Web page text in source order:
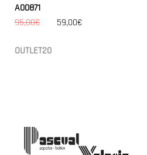
A00871
95,00€
59,00€
OUTLET20